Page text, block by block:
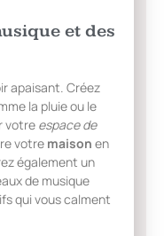
et des
apaisant. Créez
la pluie ou le
votre espace de
votre maison en
également un
de musique
qui vous calment